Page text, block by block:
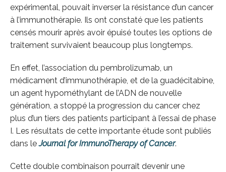
expérimental, pouvait inverser la résistance d’un cancer
à l’immunothérapie. Ils ont constaté que les patients
censés mourir après avoir épuisé toutes les options de
traitement survivaient beaucoup plus longtemps.
En effet, l’association du pembrolizumab, un
médicament d’immunothérapie, et de la guadécitabine,
un agent hypométhylant de l’ADN de nouvelle
génération, a stoppé la progression du cancer chez
plus d’un tiers des patients participant à l’essai de phase
I. Les résultats de cette importante étude sont publiés
dans leJournal for ImmunoTherapy of Cancer.
Cette double combinaison pourrait devenir une